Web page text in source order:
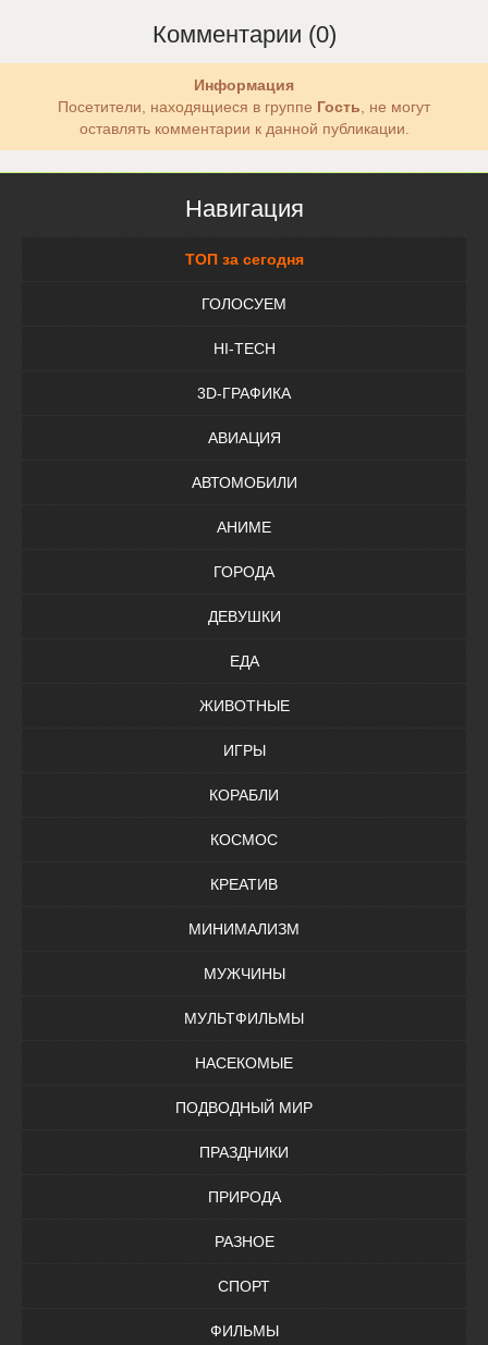
Комментарии (0)
Информация
Посетители, находящиеся в группе Гость , не могут
оставлять комментарии к данной публикации.
Навигация
ТОП за сегодня
ГОЛОСУЕМ
HI-TECH
3D-ГРАФИКА
АВИАЦИЯ
АВТОМОБИЛИ
АНИМЕ
ГОРОДА
ДЕВУШКИ
ЕДА
ЖИВОТНЫЕ
ИГРЫ
КОРАБЛИ
КОСМОС
КРЕАТИВ
МИНИМАЛИЗМ
МУЖЧИНЫ
МУЛЬТФИЛЬМЫ
НАСЕКОМЫЕ
ПОДВОДНЫЙ МИР
ПРАЗДНИКИ
ПРИРОДА
РАЗНОЕ
СПОРТ
ФИЛЬМЫ